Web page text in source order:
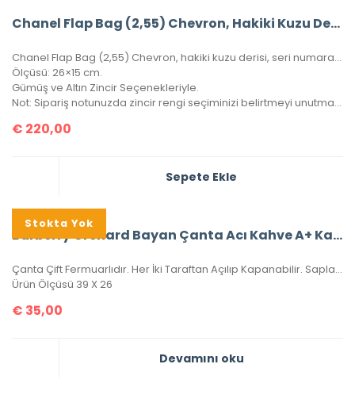
Chanel Flap Bag (2,55) Chevron, Hakiki Kuzu Derisi
Chanel Flap Bag (2,55) Chevron, hakiki kuzu derisi, seri numaralı, kutulu, toz torbalı, sertifikalı.
Ölçüsü: 26×15 cm.
Gümüş ve Altın Zincir Seçenekleriyle.
Not: Sipariş notunuzda zincir rengi seçiminizi belirtmeyi unutmayınız!
€ 220,00
Sepete Ekle
Stokta Yok
Burberry Orchard Bayan Çanta Acı Kahve A+ Kalite
Çanta Çift Fermuarlıdır. Her İki Taraftan Açılıp Kapanabilir. Sapları Orijinal Sap Modelidir Ve Sayaç Saptır. Bu Sap Modeli Sadece Elde Dikilebilir. Sadece Deri Ürünlerde Kullanılan Sap Modelidir. Çantada Deri İşçiliği Uygulanmıştır. Metal Aksamları Altın Banyodur. Altın Banyo Adından da Anlaşılacağı Üzere Kaplamanın En Kaliteli Olanıdır. Ömürlüktür, Sararma Ve Kararma Yapmaz. Yeni Sezon Olan Bu Ürün, A+ Kalitedir. El İşçiliği Kusursuzdur.
Ürün Ölçüsü 39 X 26
€ 35,00
Devamını oku